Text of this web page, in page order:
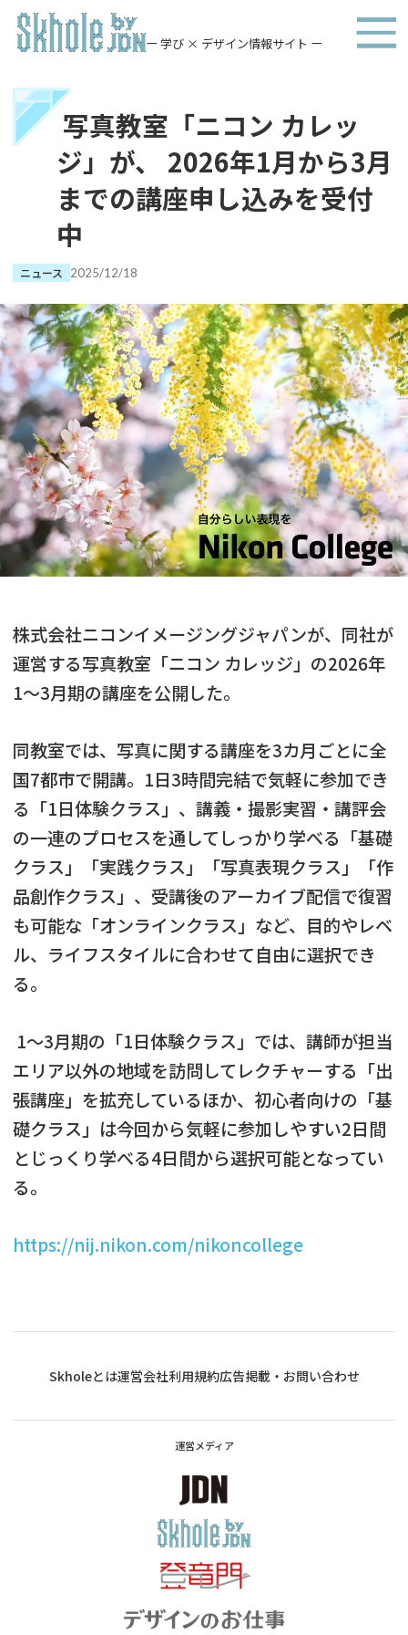
ー 学び × デザイン情報サイト ー
写真教室「ニコン カレッ
ジ」が、 2026年1月から3月
までの講座申し込みを受付
中
ニュース 2025/12/18
株式会社ニコンイメージングジャパンが、同社が
運営する写真教室「ニコン カレッジ」の2026年
1～3月期の講座を公開した。
同教室では、写真に関する講座を3カ月ごとに全
国7都市で開講。1日3時間完結で気軽に参加でき
る「1日体験クラス」、講義・撮影実習・講評会
の一連のプロセスを通してしっかり学べる「基礎
クラス」「実践クラス」「写真表現クラス」「作
品創作クラス」、受講後のアーカイブ配信で復習
も可能な「オンラインクラス」など、目的やレベ
ル、ライフスタイルに合わせて自由に選択でき
る。
1～3月期の「1日体験クラス」では、講師が担当
エリア以外の地域を訪問してレクチャーする「出
張講座」を拡充しているほか、初心者向けの「基
礎クラス」は今回から気軽に参加しやすい2日間
とじっくり学べる4日間から選択可能となってい
る。
https://nij.nikon.com/nikoncollege
Skholeとは運営会社利用規約広告掲載・お問い合わせ
運営メディア